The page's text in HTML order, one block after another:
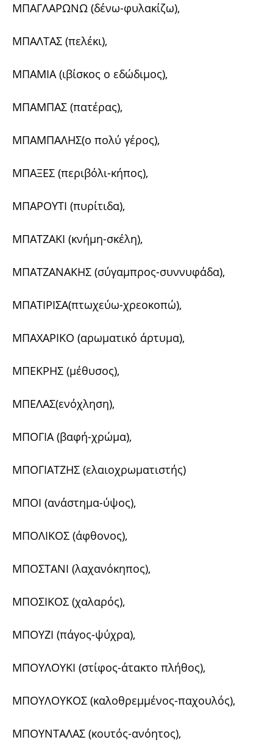
ΜΠΑΓΛΑΡΩΝΩ (δένω-φυλακίζω),
ΜΠΑΛΤΑΣ (πελέκι),
ΜΠΑΜΙΑ (ιβίσκος ο εδώδιμος),
ΜΠΑΜΠΑΣ (πατέρας),
ΜΠΑΜΠΑΛΗΣ(ο πολύ γέρος),
ΜΠΑΞΕΣ (περιβόλι-κήπος),
ΜΠΑΡΟΥΤΙ (πυρίτιδα),
ΜΠΑΤΖΑΚΙ (κνήμη-σκέλη),
ΜΠΑΤΖΑΝΑΚΗΣ (σύγαμπρος-συννυφάδα),
ΜΠΑΤΙΡΙΣΑ(πτωχεύω-χρεοκοπώ),
ΜΠΑΧΑΡΙΚΟ (αρωματικό άρτυμα),
ΜΠΕΚΡΗΣ (μέθυσος),
ΜΠΕΛΑΣ(ενόχληση),
ΜΠΟΓΙΑ (βαφή-χρώμα),
ΜΠΟΓΙΑΤΖΗΣ (ελαιοχρωματιστής)
ΜΠΟΙ (ανάστημα-ύψος),
ΜΠΟΛΙΚΟΣ (άφθονος),
ΜΠΟΣΤΑΝΙ (λαχανόκηπος),
ΜΠΟΣΙΚΟΣ (χαλαρός),
ΜΠΟΥΖΙ (πάγος-ψύχρα),
ΜΠΟΥΛΟΥΚΙ (στίφος-άτακτο πλήθος),
ΜΠΟΥΛΟΥΚΟΣ (καλοθρεμμένος-παχουλός),
ΜΠΟΥΝΤΑΛΑΣ (κουτός-ανόητος),